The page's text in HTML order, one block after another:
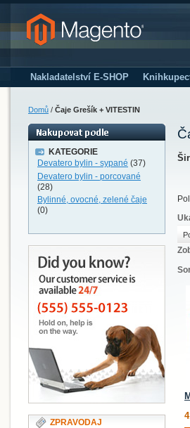
Nakladatelství E-SHOP
Domů / Čaje Grešík + VITESTIN
KATEGORIE
Devatero bylin - sypané (37)
Devatero bylin - porcované
(28)
Bylinné, ovocné, zelené čaje
(0)
ZPRAVODAJ